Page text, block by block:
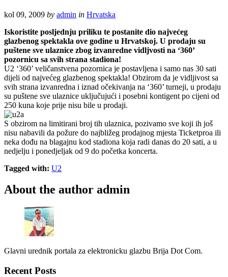
kol 09, 2009 by admin in Hrvatska
Iskoristite posljednju priliku te postanite dio najvećeg
glazbenog spektakla ove godine u Hrvatskoj. U prodaju su
puštene sve ulaznice zbog izvanredne vidljvosti na ‘360’
pozornicu sa svih strana stadiona!
U2 ‘360’ veličanstvena pozornica je postavljena i samo nas 30 sati
dijeli od najvećeg glazbenog spektakla! Obzirom da je vidljivost sa
svih strana izvanredna i iznad očekivanja na ‘360’ turneji, u prodaju
su puštene sve ulaznice uključujući i posebni kontigent po cijeni od
250 kuna koje prije nisu bile u prodaji.
S obzirom na limitirani broj tih ulaznica, pozivamo sve koji ih još
nisu nabavili da požure do najbližeg prodajnog mjesta Ticketproa ili
neka dođu na blagajnu kod stadiona koja radi danas do 20 sati, a u
nedjelju i ponedjeljak od 9 do početka koncerta.
Tagged with: U2
About the author admin
Glavni urednik portala za elektronicku glazbu Brija Dot Com.
Recent Posts